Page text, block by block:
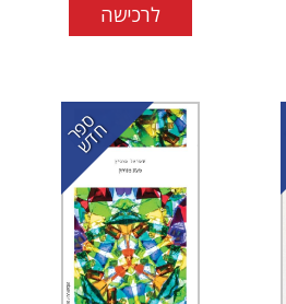
לרכישה
ס
פ
ר
ח
ד
ש